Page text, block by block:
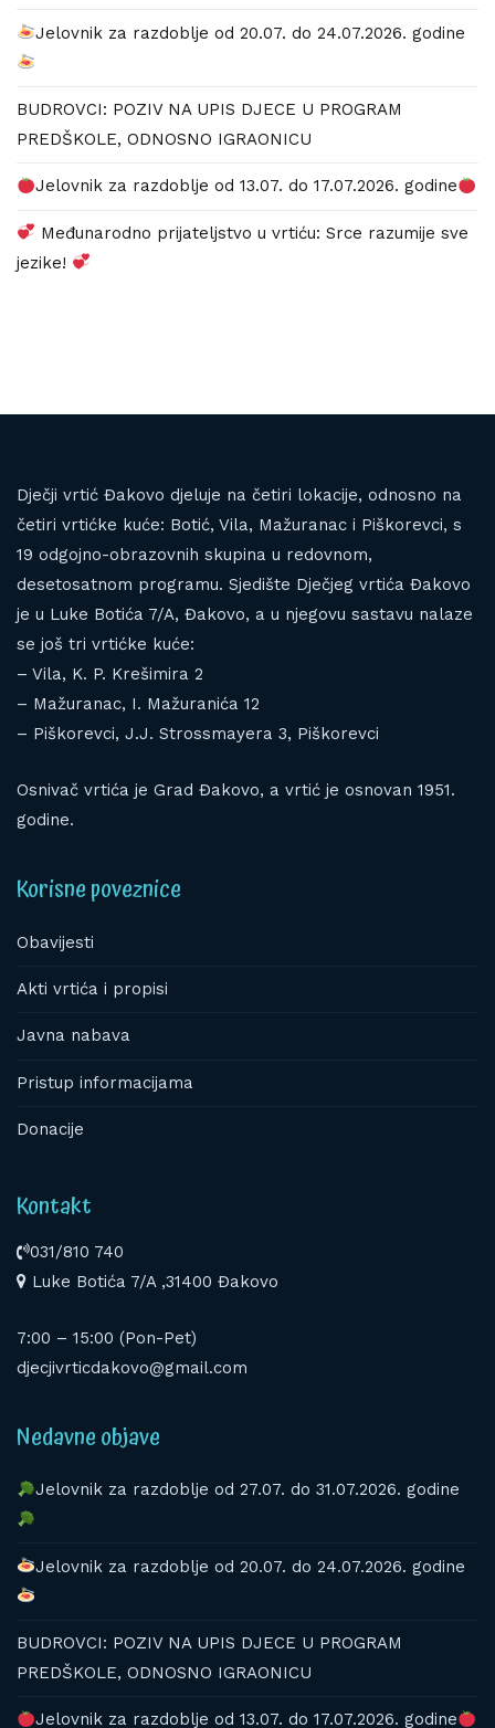
Jelovnik za razdoblje od 20.07. do 24.07.2026. godine
BUDROVCI: POZIV NA UPIS DJECE U PROGRAM
PREDŠKOLE, ODNOSNO IGRAONICU
Jelovnik za razdoblje od 13.07. do 17.07.2026. godine
Međunarodno prijateljstvo u vrtiću: Srce razumije sve
jezike!
Dječji vrtić Đakovo djeluje na četiri lokacije, odnosno na
četiri vrtićke kuće: Botić, Vila, Mažuranac i Piškorevci, s
19 odgojno-obrazovnih skupina u redovnom,
desetosatnom programu. Sjedište Dječjeg vrtića Đakovo
je u Luke Botića 7/A, Đakovo, a u njegovu sastavu nalaze
se još tri vrtićke kuće:
– Vila, K. P. Krešimira 2
– Mažuranac, I. Mažuranića 12
– Piškorevci, J.J. Strossmayera 3, Piškorevci
Osnivač vrtića je Grad Đakovo, a vrtić je osnovan 1951.
godine.
Korisne poveznice
Obavijesti
Akti vrtića i propisi
Javna nabava
Pristup informacijama
Donacije
Kontakt
031/810 740
Luke Botića 7/A ,31400 Đakovo
7:00 – 15:00 (Pon-Pet)
djecjivrticdakovo@gmail.com
Nedavne objave
Jelovnik za razdoblje od 27.07. do 31.07.2026. godine
Jelovnik za razdoblje od 20.07. do 24.07.2026. godine
BUDROVCI: POZIV NA UPIS DJECE U PROGRAM
PREDŠKOLE, ODNOSNO IGRAONICU
Jelovnik za razdoblje od 13.07. do 17.07.2026. godine